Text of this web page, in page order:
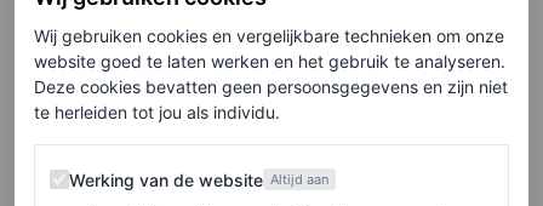
Wij gebruiken cookies en vergelijkbare technieken om onze
website goed te laten werken en het gebruik te analyseren.
Deze cookies bevatten geen persoonsgegevens en zijn niet
te herleiden tot jou als individu.
Werking van de website
Werking van de website Altijd aan